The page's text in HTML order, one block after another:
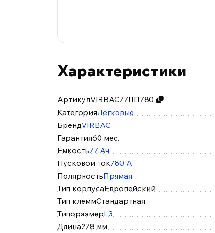
Характеристики
АртикулVIRBAC77ПП780
КатегорияЛегковые
БрендVIRBAC
Гарантия60 мес.
Ёмкость77 Ач
Пусковой ток780 А
ПолярностьПрямая
Тип корпусаЕвропейский
Тип клеммСтандартная
ТипоразмерL3
Длина278 мм